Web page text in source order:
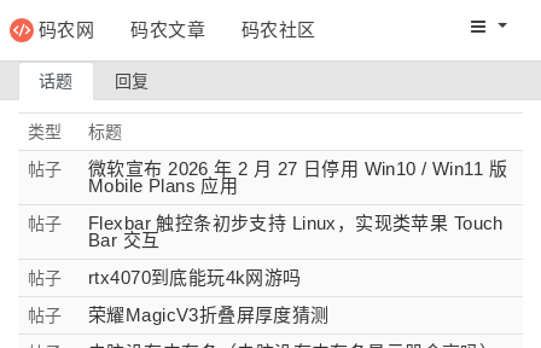
码农网 码农文章 码农社区 码农网
话题 回复
类型
标题
帖子
微软宣布 2026 年 2 月 27 日停用 Win10 / Win11 版
Mobile Plans 应用
帖子
Flexbar 触控条初步支持 Linux，实现类苹果 Touch
Bar 交互
帖子 rtx4070到底能玩4k网游吗
帖子 荣耀MagicV3折叠屏厚度猜测